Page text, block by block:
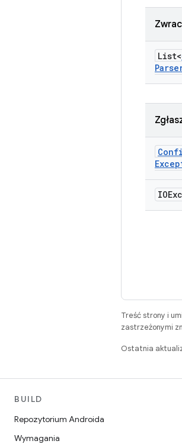
List<
Treść strony i
zastrzeżonymi
Ostatnia
BUILD
Repozytorium Androida
Wymagania